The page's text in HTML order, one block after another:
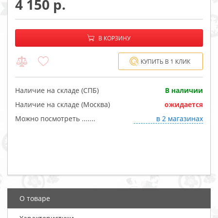
4 150
−
В КОРЗИНУ
КУПИТЬ В 1 КЛИК
Наличие на складе (СПБ)
В наличии
Наличие на складе (Москва)
ожидается
Можно посмотреть .......
в 2 магазинах
О товаре